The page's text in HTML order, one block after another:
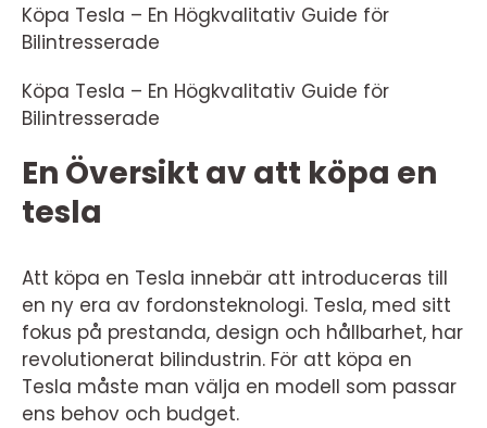
Köpa Tesla – En Högkvalitativ Guide för
Bilintresserade
Köpa Tesla – En Högkvalitativ Guide för
Bilintresserade
En Översikt av att köpa en
tesla
Att köpa en Tesla innebär att introduceras till
en ny era av fordonsteknologi. Tesla, med sitt
fokus på prestanda, design och hållbarhet, har
revolutionerat bilindustrin. För att köpa en
Tesla måste man välja en modell som passar
ens behov och budget.